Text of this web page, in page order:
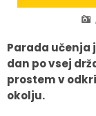
Parada učenja
dan po vsej
prostem v
okolju.
Občinska volilna
Medobčinski
Koledar
Zapore cest
Okoljski podatki